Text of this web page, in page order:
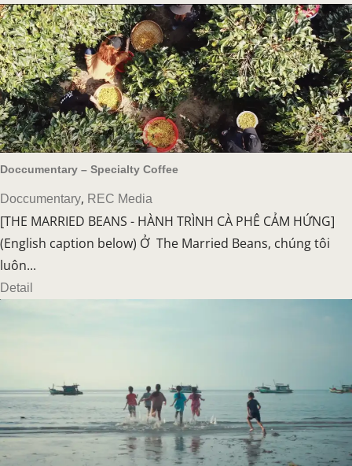
Doccumentary – Specialty Coffee
Doccumentary, REC Media
[THE MARRIED BEANS - HÀNH TRÌNH CÀ PHÊ CẢM HỨNG]
(English caption below) Ở The Married Beans, chúng tôi
luôn...
Detail